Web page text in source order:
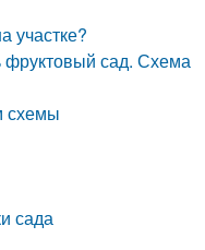
участке?
фруктовый сад. Схема
схемы
сада